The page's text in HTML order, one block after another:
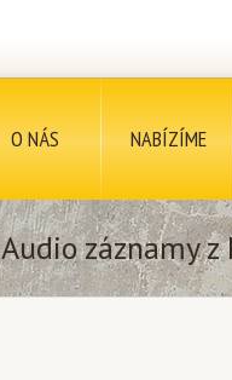
O NÁS NABÍZÍME
Audio záznamy